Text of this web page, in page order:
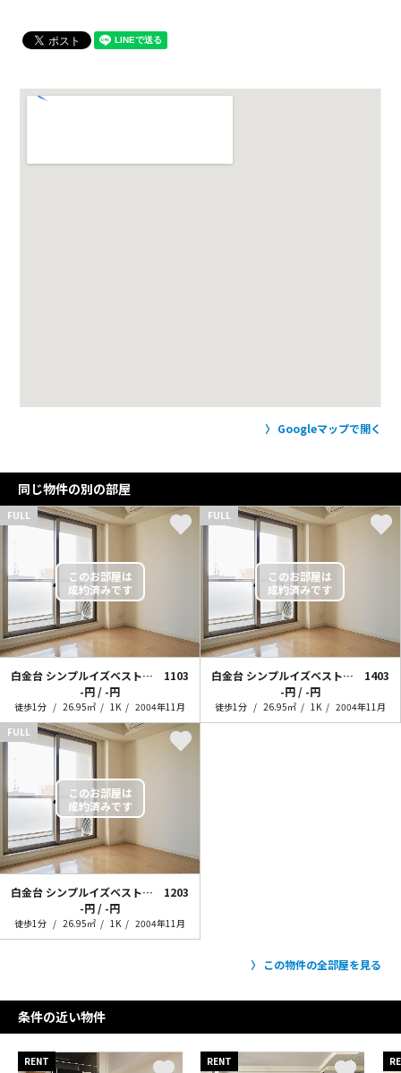
Googleマップで開く
同じ物件の別の部屋
FULL
白金台 シンプルイズベストなお部屋
1103
-円 / -円
徒歩1分 26.95㎡ 1K 2004年11月
FULL
白金台 シンプルイズベストなお部屋
1403
-円 / -円
徒歩1分 26.95㎡ 1K
2004年11月
FULL
白金台 シンプルイズベストなお部屋
1203
-円 / -円
徒歩1分 26.95㎡ 1K 2004年11月
この物件の全部屋を見る
条件の近い物件
RENT RENT